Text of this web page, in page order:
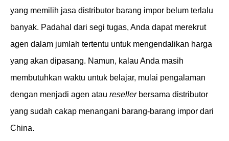
yang memilih jasa distributor barang impor belum terlalu
banyak. Padahal dari segi tugas, Anda dapat merekrut
agen dalam jumlah tertentu untuk mengendalikan harga
yang akan dipasang. Namun, kalau Anda masih
membutuhkan waktu untuk belajar, mulai pengalaman
dengan menjadi agen atau reseller bersama distributor
yang sudah cakap menangani barang-barang impor dari
China.